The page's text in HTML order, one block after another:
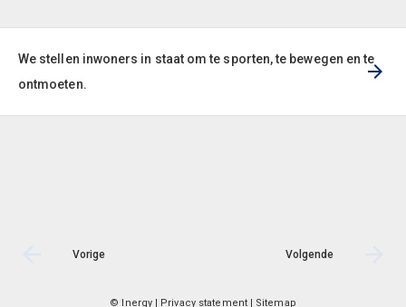
We stellen inwoners in staat om te sporten, te bewegen en te
ontmoeten.
Vorige Volgende
© Inergy Privacy statement| Sitemap